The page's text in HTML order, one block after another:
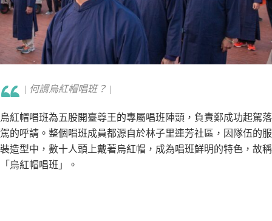
| 何謂烏紅帽唱班？ |
烏紅帽唱班為五股開臺尊王的專屬唱班陣頭，負責鄭成功起駕落
駕的呼請。整個唱班成員都源自於林子里連芳社區，因隊伍的服
裝造型中，數十人頭上戴著烏紅帽，成為唱班鮮明的特色，故稱
「烏紅帽唱班」。